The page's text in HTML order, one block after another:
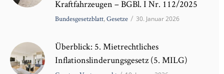
Kraftfahrzeugen – BGBl. I Nr. 112/2025
Bundesgesetzblatt,Gesetze / 30. Januar 2026
Überblick: 5. Mietrechtliches
Inflationslinderungsgesetz (5. MILG)